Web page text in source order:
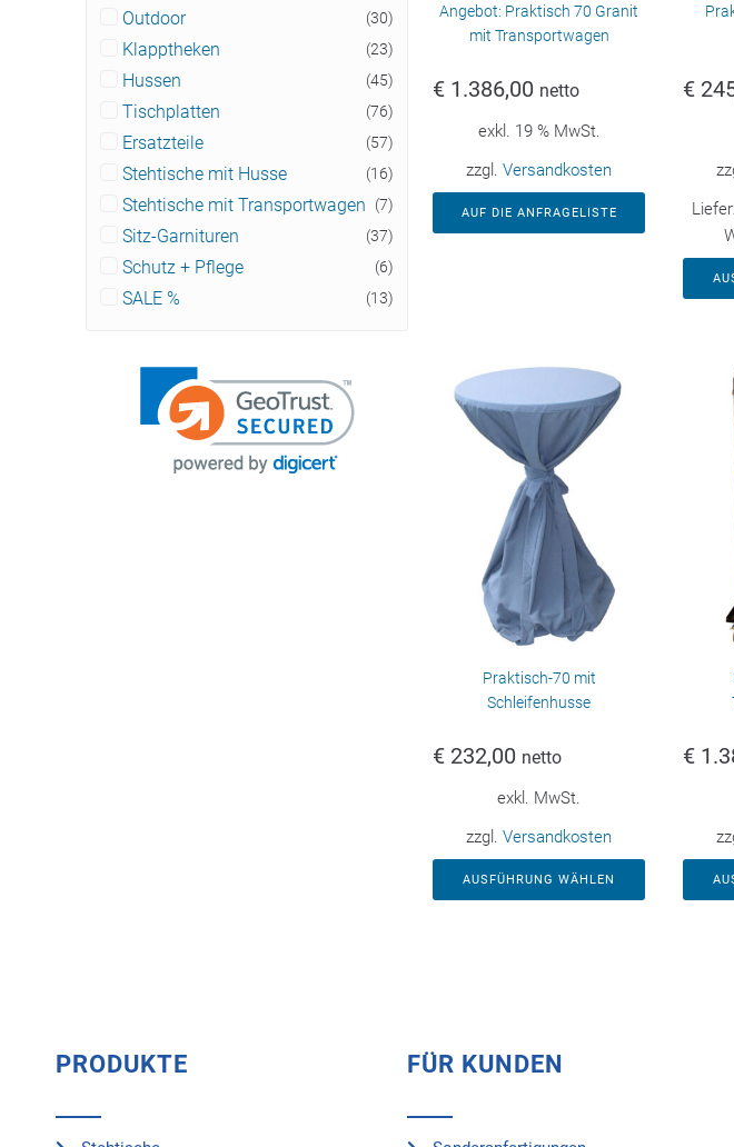
Angebot: Praktisch 70 Granit
mit Transportwagen
€ 1.386,00 netto
exkl. 19 % MwSt.
zzgl. Versandkosten
AUF DIE ANFRAGELISTE
€
Praktisch-70 mit
Schleifenhusse
€ 232,00 netto
exkl. MwSt.
zzgl. Versandkosten
AUSFÜHRUNG WÄHLEN
€
Outdoor (30)
Klapptheken (23)
Hussen (45)
Tischplatten (76)
Ersatzteile (57)
Stehtische mit Husse (16)
Stehtische mit Transportwagen (7)
Sitz-Garnituren (37)
Schutz + Pflege (6)
SALE % (13)
PRODUKTE FÜR KUNDEN